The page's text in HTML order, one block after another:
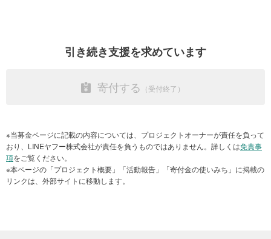
熊本市動植物園では、動物に触れることができなくなった地域の子
子どもたちの笑顔が早く動物園に帰って来ますように。
引き続き支援を求めています
寄付する
※当募金ページに記載の内容については、プロジェクトオーナーが責任を負って
おり、LINEヤフー株式会社が責任を負うものではありません。詳しくは免責事
項をご覧ください。
※本ページの「プロジェクト概要」「活動報告」「寄付金の使いみち」に掲載の
リンクは、外部サイトに移動します。